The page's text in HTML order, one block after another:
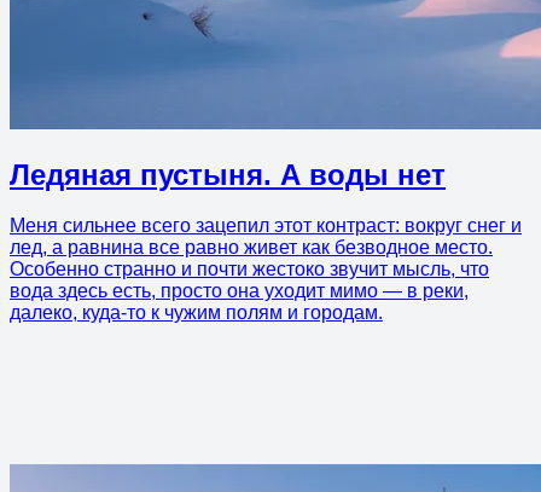
Ледяная пустыня. А воды нет
Меня сильнее всего зацепил этот контраст: вокруг снег и
лед, а равнина все равно живет как безводное место.
Особенно странно и почти жестоко звучит мысль, что
вода здесь есть, просто она уходит мимо — в реки,
далеко, куда-то к чужим полям и городам.